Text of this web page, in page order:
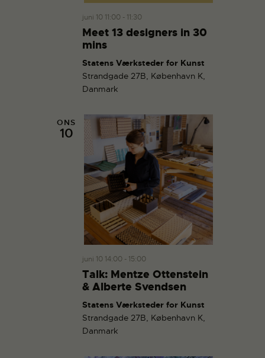
juni 10 11:00 - 11:30
Meet 13 designers in 30
mins
Statens Værksteder for Kunst
Strandgade 27B, København K,
Danmark
ONS
10
juni 10 14:00 - 15:00
Talk: Mentze Ottenstein
& Alberte Svendsen
Statens Værksteder for Kunst
Strandgade 27B, København K,
Danmark